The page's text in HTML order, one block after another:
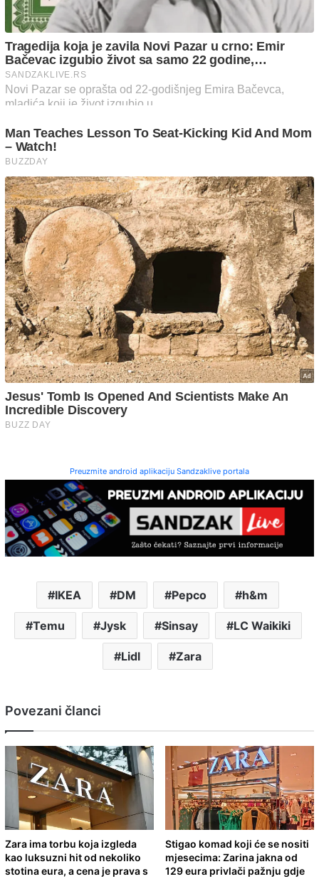
Preuzmite android aplikaciju Sandzaklive portala
IKEA DM Pepco h&m
Temu Jysk Sinsay LC Waikiki
Lidl Zara
Povezani članci
Zara ima torbu koja izgleda
kao luksuzni hit od nekoliko
stotina eura, a cena je prava s
Stigao komad koji će se nositi
mjesecima: Zarina jakna od
129 eura privlači pažnju gdje